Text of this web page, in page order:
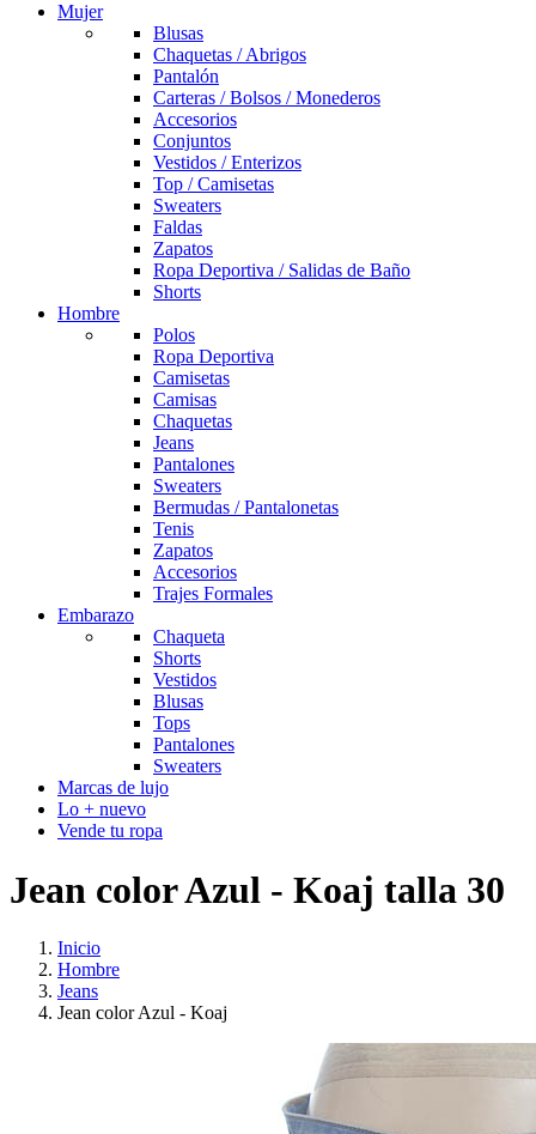
Mujer
Blusas
Chaquetas / Abrigos
Pantalón
Carteras / Bolsos / Monederos
Accesorios
Conjuntos
Vestidos / Enterizos
Top / Camisetas
Sweaters
Faldas
Zapatos
Ropa Deportiva / Salidas de Baño
Shorts
Hombre
Polos
Ropa Deportiva
Camisetas
Camisas
Chaquetas
Jeans
Pantalones
Sweaters
Bermudas / Pantalonetas
Tenis
Zapatos
Accesorios
Trajes Formales
Embarazo
Chaqueta
Shorts
Vestidos
Blusas
Tops
Pantalones
Sweaters
Marcas de lujo
Lo + nuevo
Vende tu ropa
Jean color Azul - Koaj talla 30
Inicio
Hombre
Jeans
Jean color Azul - Koaj